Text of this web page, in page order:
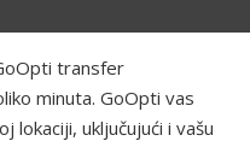
transfer
minuta. GoOpti vas
lokaciji, uključujući i vašu